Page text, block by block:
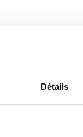
Détails